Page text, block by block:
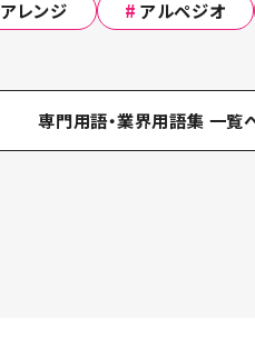
アレンジ # アルペジオ
専門用語・業界用語集 一覧